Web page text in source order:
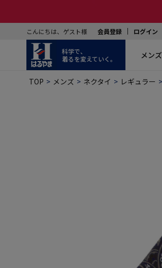
こんにちは、ゲスト様 会員登録 ログイン
科学で、
着るを変えていく。
メンズ
TOP メンズ ネクタイ レギュラー